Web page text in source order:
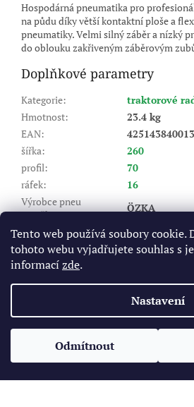
Tento web používá soubory cookie.
tohoto webu vyjadřujete souhlas s
informacízde.
Nastavení
Odmítnout
Hospodárná pneumatika pro
na půdu díky větší kontaktní ploše a
pneumatiky. Velmi silný záběr a nízký
do oblouku zakřiveným záběrovým
Doplňkové parametry
Kategorie:
traktorové
Hmotnost:
23.4 kg
EAN:
šířka:
260
profil:
70
ráfek:
16
Výrobce pneu
(značka):
ÖZKA
Dezén:
AGRÖ10
Index nosnosti (LI):
109/109
Rychlostní index (SI)
t
Vytvořil